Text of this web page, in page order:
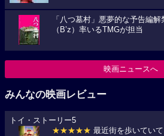
「八つ墓村」悪夢的な予告編
（B’z）率いるTMGが担当
映画ニュースへ
みんなの映画レビュー
トイ・ストーリー5
★★★★★ 最近街を歩いてい